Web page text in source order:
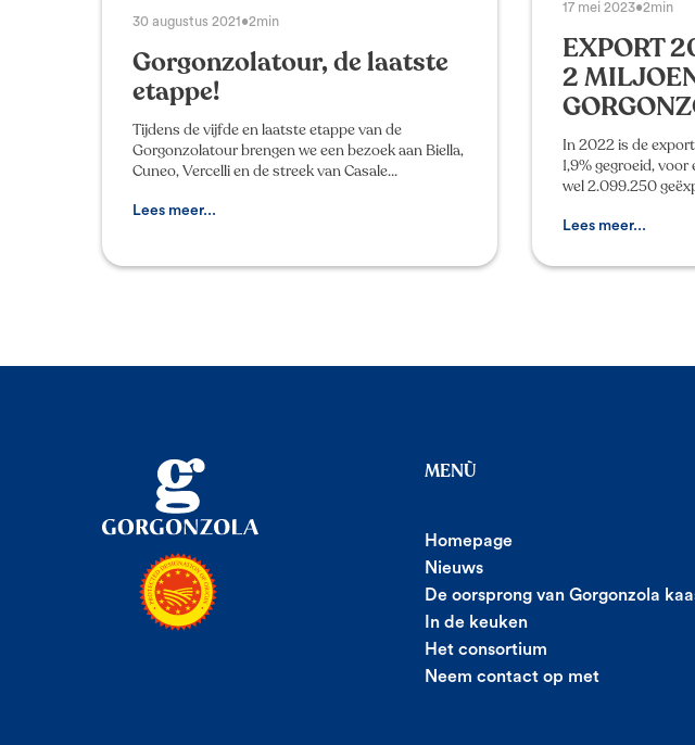
30 augustus 2021 •2min
Gorgonzolatour, de laatste
etappe!
Tijdens de vijfde en laatste etappe van de
Gorgonzolatour brengen we een bezoek aan Biella,
Cuneo, Vercelli en de streek van Casale
van Biella en bez
Lees meer...
17 mei 2023•2min
EXPORT
2
In 2022 is de
1,9% gegroeid,
wel 2.099.250
vergelijkin
Lees meer...
MENÙ
Homepage
Nieuws
De oorsprong van Gorgonzola
In de keuken
Het consortium
Neem contact op met